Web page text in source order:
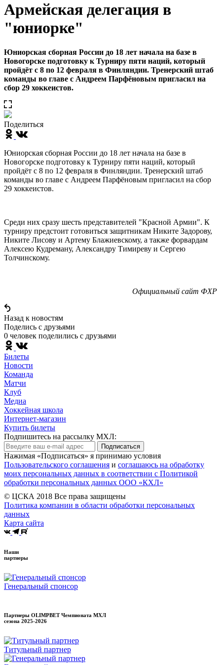
Армейская делегация в
"юниорке"
Юниорская сборная России до 18 лет начала на базе в
Новогорске подготовку к Турниру пяти наций, который
пройдёт с 8 по 12 февраля в Финляндии. Тренерский штаб
команды во главе с Андреем Парфёновым пригласил на
сбор 29 хоккеистов.
Поделиться
Юниорская сборная России до 18 лет начала на базе в
Новогорске подготовку к Турниру пяти наций, который
пройдёт с 8 по 12 февраля в Финляндии. Тренерский штаб
команды во главе с Андреем Парфёновым пригласил на сбор
29 хоккеистов.
Среди них сразу шесть представителей "Красной Армии". К
турниру предстоит готовиться защитникам Никите Задорову,
Никите Лисову и Артему Блажиевскому, а также форвардам
Алексею Кудреману, Александру Тимиреву и Сергею
Толчинскому.
Официальный сайт ФХР
Назад к новостям
Поделись c друзьями
0 человек поделились c друзьями
Билеты
Новости
Команда
Матчи
Клуб
Медиа
Хоккейная школа
Интернет-магазин
Купить билеты
Подпишитесь на рассылку МХЛ:
Подписаться
Нажимая «Подписаться» я принимаю условия
Пользовательского соглашения и соглашаюсь на обработку
моих персональных данных в соответствии с Политикой
обработки персональных данных ООО «КХЛ»
© ЦСКА 2018 Все права защищены
Политика компании в области обработки персональных
данных
Карта сайта
Наши
партнеры
Генеральный спонсор
Партнеры OLIMPBET Чемпионата МХЛ
сезона 2025-2026
Титульный партнер